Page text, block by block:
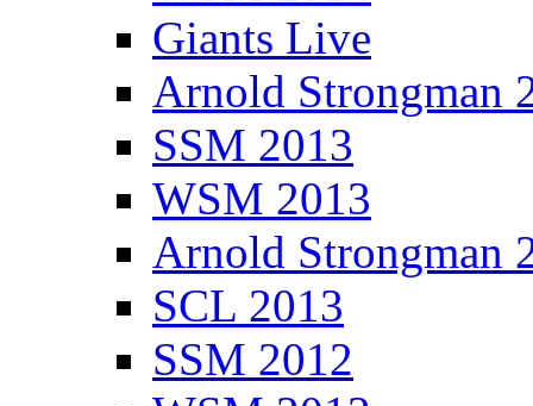
Giants Live
Arnold Strongman
SSM 2013
WSM 2013
Arnold Strongman
SCL 2013
SSM 2012